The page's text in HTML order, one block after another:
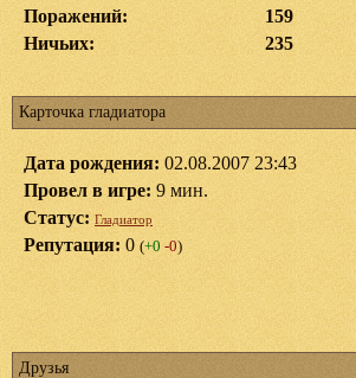
Поражений:
159
Ничьих:
235
Карточка гладиатора
Дата рождения: 02.08.2007 23:43
Провел в игре: 9 мин.
Статус: Гладиатор
Репутация: 0 (+0 -0)
Друзья